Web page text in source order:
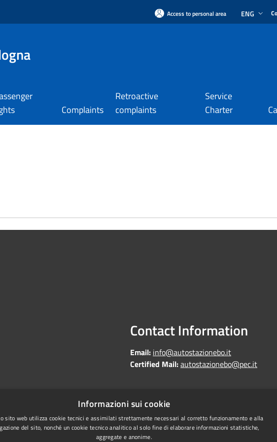
Access to personal area ENG
Complaints
Retroactive
complaints
Service
Charter
Contact Information
Email: info@autostazionebo.it
Certified Mail:autostazionebo@pec.it
Statistics
laundering
Copyright © 2026 • Autostazione di
Informazioni sui cookie
sito web utilizza cookie tecnici e assimilati strettamente necessari al corretto funzionamento e alla
del sito, nonché un cookie tecnico analitico al solo fine di elaborare informazioni statistiche,
aggregate e anonime.